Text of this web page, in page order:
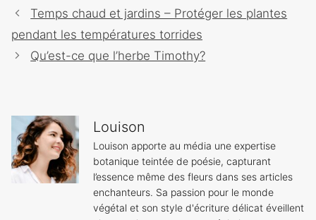
Navigation
des
articles
Temps chaud et jardins – Protéger les plantes
pendant les températures torrides
Qu’est-ce que l’herbe Timothy?
Louison
Louison apporte au média une expertise
botanique teintée de poésie, capturant
l’essence même des fleurs dans ses articles
enchanteurs. Sa passion pour le monde
végétal et son style d'écriture délicat éveillent